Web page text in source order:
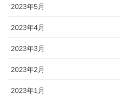
2023年5月
2023年4月
2023年3月
2023年2月
2023年1月